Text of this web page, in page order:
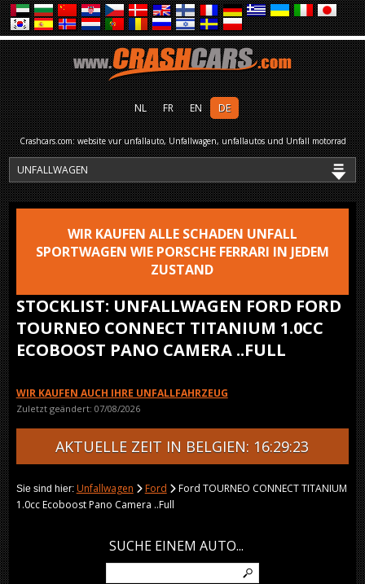
NL FR EN DE
Crashcars.com: website vur unfallauto, Unfallwagen, unfallautos und Unfall motorrad
STOCKLIST: UNFALLWAGEN FORD FORD
TOURNEO CONNECT TITANIUM 1.0CC
ECOBOOST PANO CAMERA ..FULL
WIR KAUFEN ALLE SCHADEN UNFALL
SPORTWAGEN WIE PORSCHE FERRARI IN JEDEM
ZUSTAND
WIR KAUFEN AUCH IHRE UNFALLFAHRZEUG
Zuletzt geändert: 07/08/2026
AKTUELLE ZEIT IN BELGIEN: 16:29:23
Sie sind hier: Unfallwagen Ford
Ford TOURNEO CONNECT TITANIUM
1.0cc Ecoboost Pano Camera ..Full
SUCHE EINEM AUTO...